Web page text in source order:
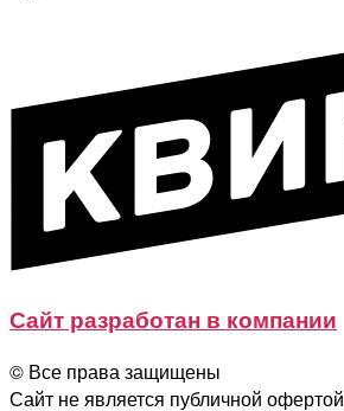
Сайт разработан в компании
© Все права защищены
Сайт не является публичной офертой